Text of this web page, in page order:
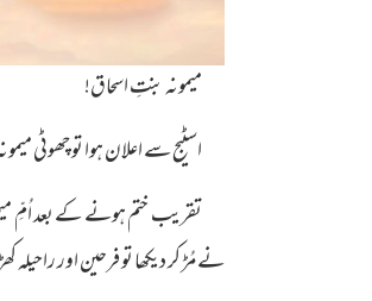
میمونہ بنتِ اسحاق!
اسٹیج سے اعلان ہوا تو چھوٹی
تقریب ختم ہونے کے بعد اُمِّ
نے مُڑ کر دیکھا تو فرحین اور